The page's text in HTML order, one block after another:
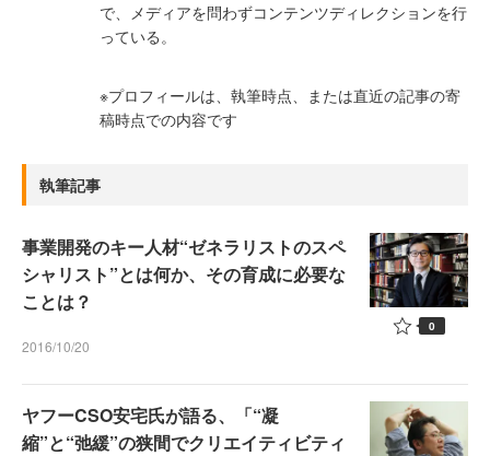
で、メディアを問わずコンテンツディレクションを行
っている。
※プロフィールは、執筆時点、または直近の記事の寄
稿時点での内容です
執筆記事
事業開発のキー人材“ゼネラリストのスペ
シャリスト”とは何か、その育成に必要な
ことは？
2016/10/20
0
ヤフーCSO安宅氏が語る、「“凝
縮”と“弛緩”の狭間でクリエイティビティ